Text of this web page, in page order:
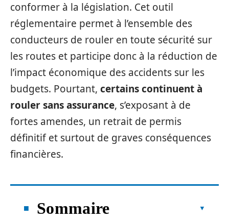
conformer à la législation. Cet outil
réglementaire permet à l’ensemble des
conducteurs de rouler en toute sécurité sur
les routes et participe donc à la réduction de
l’impact économique des accidents sur les
budgets. Pourtant, certains continuent à
rouler sans assurance, s’exposant à de
fortes amendes, un retrait de permis
définitif et surtout de graves conséquences
financières.
Sommaire